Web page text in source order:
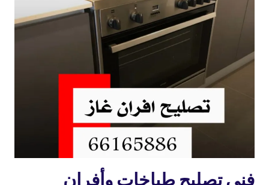
في
المطابخ
تصليح
فني تصليح طباخات وأفران